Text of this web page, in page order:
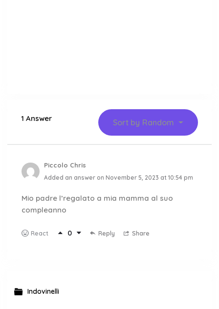
1 Answer Sort by Random
Piccolo Chris
Added an answer on November 5, 2023 at 10:54 pm
Mio padre l’regalato a mia mamma al suo
compleanno
React 0 Reply Share
Indovinelli